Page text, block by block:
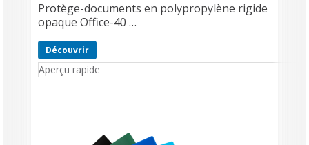
Protège-documents en polypropylène rigide
opaque Office-40 …
Découvrir
Aperçu rapide